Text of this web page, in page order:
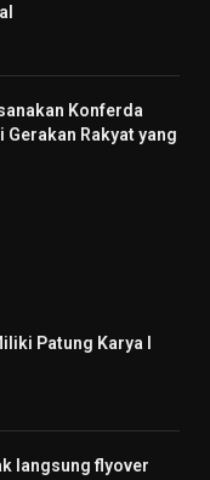
Konferda
Rakyat yang
Patung Karya I
langsung flyover